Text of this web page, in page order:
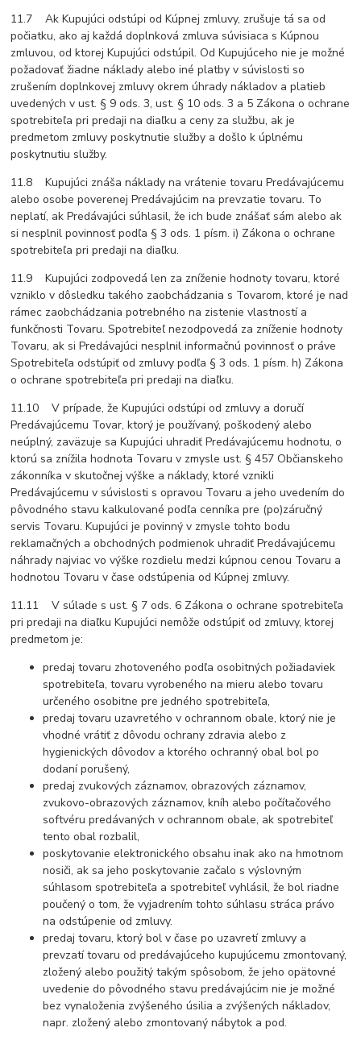
11.7 Ak Kupujúci odstúpi od Kúpnej zmluvy, zrušuje tá sa od
počiatku, ako aj každá doplnková zmluva súvisiaca s Kúpnou
zmluvou, od ktorej Kupujúci odstúpil. Od Kupujúceho nie je možné
požadovať žiadne náklady alebo iné platby v súvislosti so
zrušením doplnkovej zmluvy okrem úhrady nákladov a platieb
uvedených v ust. § 9 ods. 3, ust. § 10 ods. 3 a 5 Zákona o ochrane
spotrebiteľa pri predaji na diaľku a ceny za službu, ak je
predmetom zmluvy poskytnutie služby a došlo k úplnému
poskytnutiu služby.
11.8 Kupujúci znáša náklady na vrátenie tovaru Predávajúcemu
alebo osobe poverenej Predávajúcim na prevzatie tovaru. To
neplatí, ak Predávajúci súhlasil, že ich bude znášať sám alebo ak
si nesplnil povinnosť podľa § 3 ods. 1 písm. i) Zákona o ochrane
spotrebiteľa pri predaji na diaľku.
11.9 Kupujúci zodpovedá len za zníženie hodnoty tovaru, ktoré
vzniklo v dôsledku takého zaobchádzania s Tovarom, ktoré je nad
rámec zaobchádzania potrebného na zistenie vlastností a
funkčnosti Tovaru. Spotrebiteľ nezodpovedá za zníženie hodnoty
Tovaru, ak si Predávajúci nesplnil informačnú povinnosť o práve
Spotrebiteľa odstúpiť od zmluvy podľa § 3 ods. 1 písm. h) Zákona
o ochrane spotrebiteľa pri predaji na diaľku.
11.10 V prípade, že Kupujúci odstúpi od zmluvy a doručí
Predávajúcemu Tovar, ktorý je používaný, poškodený alebo
neúplný, zaväzuje sa Kupujúci uhradiť Predávajúcemu hodnotu, o
ktorú sa znížila hodnota Tovaru v zmysle ust. § 457 Občianskeho
zákonníka v skutočnej výške a náklady, ktoré vznikli
Predávajúcemu v súvislosti s opravou Tovaru a jeho uvedením do
pôvodného stavu kalkulované podľa cenníka pre (po)záručný
servis Tovaru. Kupujúci je povinný v zmysle tohto bodu
reklamačných a obchodných podmienok uhradiť Predávajúcemu
náhrady najviac vo výške rozdielu medzi kúpnou cenou Tovaru a
hodnotou Tovaru v čase odstúpenia od Kúpnej zmluvy.
11.11 V súlade s ust. § 7 ods. 6 Zákona o ochrane spotrebiteľa
pri predaji na diaľku Kupujúci nemôže odstúpiť od zmluvy, ktorej
predmetom je:
predaj tovaru zhotoveného podľa osobitných požiadaviek
spotrebiteľa, tovaru vyrobeného na mieru alebo tovaru
určeného osobitne pre jedného spotrebiteľa,
predaj tovaru uzavretého v ochrannom obale, ktorý nie je
vhodné vrátiť z dôvodu ochrany zdravia alebo z
hygienických dôvodov a ktorého ochranný obal bol po
dodaní porušený,
predaj zvukových záznamov, obrazových záznamov,
zvukovo-obrazových záznamov, kníh alebo počítačového
softvéru predávaných v ochrannom obale, ak spotrebiteľ
tento obal rozbalil,
poskytovanie elektronického obsahu inak ako na hmotnom
nosiči, ak sa jeho poskytovanie začalo s výslovným
súhlasom spotrebiteľa a spotrebiteľ vyhlásil, že bol riadne
poučený o tom, že vyjadrením tohto súhlasu stráca právo
na odstúpenie od zmluvy.
predaj tovaru, ktorý bol v čase po uzavretí zmluvy a
prevzatí tovaru od predávajúceho kupujúcemu zmontovaný,
zložený alebo použitý takým spôsobom, že jeho opätovné
uvedenie do pôvodného stavu predávajúcim nie je možné
bez vynaloženia zvýšeného úsilia a zvýšených nákladov,
napr. zložený alebo zmontovaný nábytok a pod.